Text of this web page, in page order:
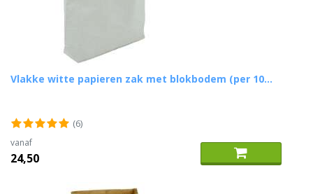
Vlakke witte papieren zak met blokbodem (per 10...
(6)
vanaf
24,50